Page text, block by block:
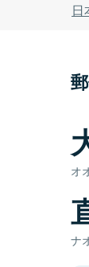
日
オ
ナ